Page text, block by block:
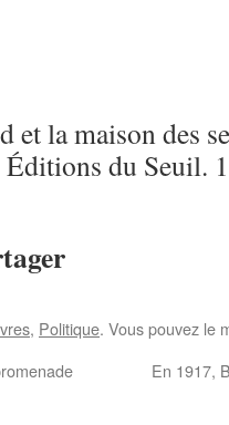
la maison des
du Seuil.
, Politique. Vous pouvez le
En 1917,